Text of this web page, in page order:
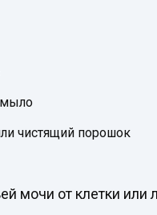
мыло
чистящий порошок
мочи от клетки или